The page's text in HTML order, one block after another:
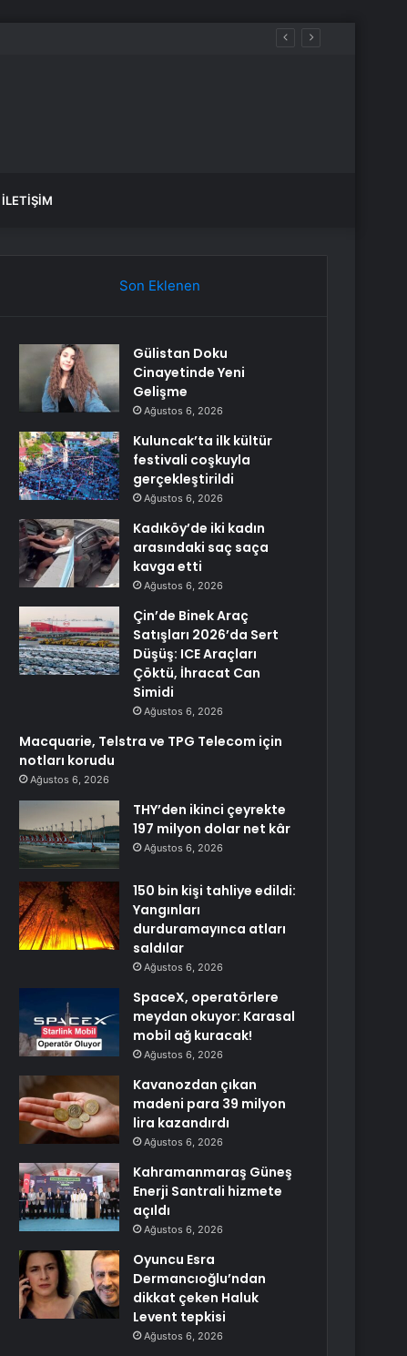
İLETIŞIM
Son Eklenen
Gülistan Doku
Cinayetinde Yeni
Gelişme
Ağustos 6, 2026
Kuluncak’ta ilk kültür
festivali coşkuyla
gerçekleştirildi
Ağustos 6, 2026
Kadıköy’de iki kadın
arasındaki saç saça
kavga etti
Ağustos 6, 2026
Çin’de Binek Araç
Satışları 2026’da Sert
Düşüş: ICE Araçları
Çöktü, İhracat Can
Simidi
Ağustos 6, 2026
Macquarie, Telstra ve TPG Telecom için
notları korudu
Ağustos 6, 2026
THY’den ikinci çeyrekte
197 milyon dolar net kâr
Ağustos 6, 2026
150 bin kişi tahliye edildi:
Yangınları
durduramayınca atları
saldılar
Ağustos 6, 2026
SpaceX, operatörlere
meydan okuyor: Karasal
mobil ağ kuracak!
Ağustos 6, 2026
Kavanozdan çıkan
madeni para 39 milyon
lira kazandırdı
Ağustos 6, 2026
Kahramanmaraş Güneş
Enerji Santrali hizmete
açıldı
Ağustos 6, 2026
Oyuncu Esra
Dermancıoğlu’ndan
dikkat çeken Haluk
Levent tepkisi
Ağustos 6, 2026